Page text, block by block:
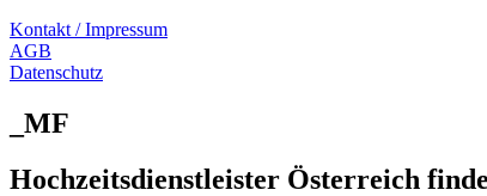
Kontakt / Impressum
AGB
Datenschutz
_MF
Hochzeitsdienstleister Österreich